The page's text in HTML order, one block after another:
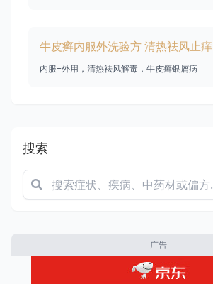
牛皮癣内服外洗验方 清热祛风止痒
内服+外用，清热祛风解毒，牛皮癣银屑病
搜索
广告